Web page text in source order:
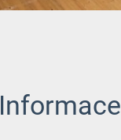
Informace